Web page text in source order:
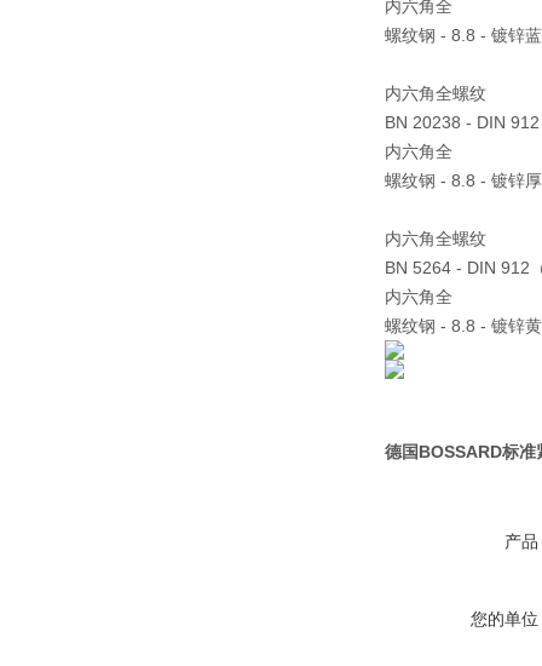
内六角全
螺纹钢 - 8.8 - 镀锌
内六角全螺纹
BN 20238 - DIN
内六角全
螺纹钢 - 8.8 - 镀锌
内六角全螺纹
BN 5264 - DIN 912
内六角全
螺纹钢 - 8.8 - 镀锌
德国BOSSARD标
产品
您的单位